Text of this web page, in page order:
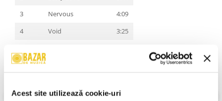
Acest site utilizează cookie-uri
3
Nervous
4:09
4
Void
3:25
6